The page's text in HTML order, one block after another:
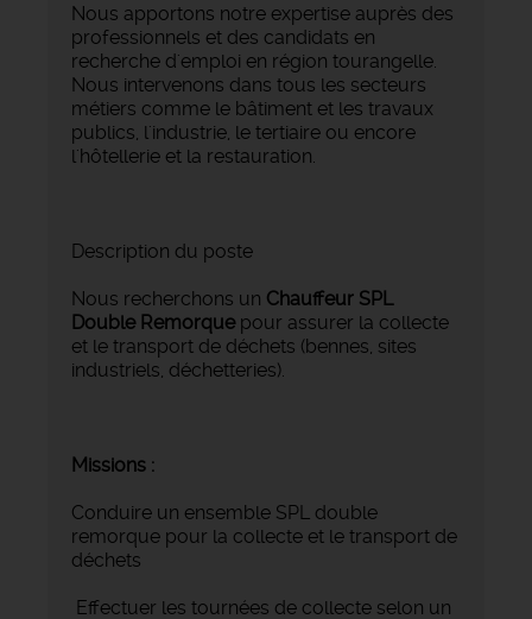
Nous apportons notre expertise auprès des
professionnels et des candidats en
recherche d'emploi en région tourangelle.
Nous intervenons dans tous les secteurs
métiers comme le bâtiment et les travaux
publics, l'industrie, le tertiaire ou encore
l'hôtellerie et la restauration.
Description du poste
Nous recherchons un Chauffeur SPL
Double Remorquepour assurer la collecte
et le transport de déchets (bennes, sites
industriels, déchetteries).
Missions :
Conduire un ensemble SPL double
remorque pour la collecte et le transport de
déchets
Effectuer les tournées de collecte selon un